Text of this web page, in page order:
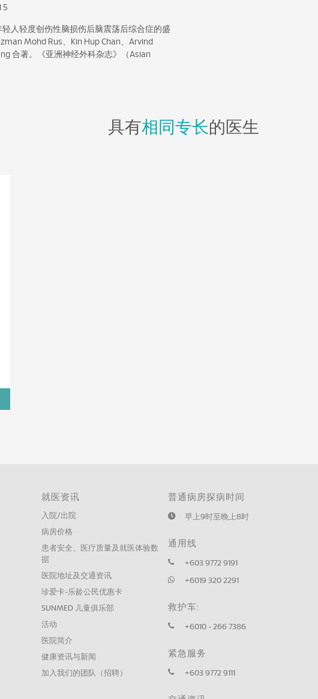
5
人轻度创伤性脑损伤后脑震荡后综合症的盛
Mohd Rus、Kin Hup Chan、Arvind
合著。《亚洲神经外科杂志》（Asian
具有相同专长的医生
就医资讯
入院/出院
病房价格
患者安全、医疗质量及就医体验数
据
医院地址及交通资讯
珍爱卡-乐龄公民优惠卡
SUNMED 儿童俱乐部
活动
医院简介
健康资讯与新闻
加入我们的团队（招聘）
普通病房探病时间
早上9时至晚上8时
通用线
+603 9772 9191
+6019 320 2291
救护车:
+6010 - 266 7386
紧急服务
+603 9772 9111